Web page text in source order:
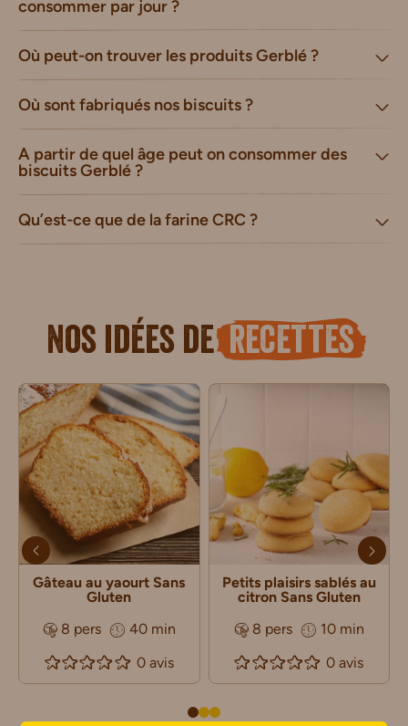
consommer par jour ?
Où peut-on trouver les produits Gerblé ?
Où sont fabriqués nos biscuits ?
A partir de quel âge peut on consommer des
biscuits Gerblé ?
Qu’est-ce que de la farine CRC ?
Nos idées de recettes
Gâteau au yaourt Sans
Gluten
8 pers
40 min
0 avis
Petits plaisirs sablés au
citron Sans Gluten
8 pers
10 min
0 avis